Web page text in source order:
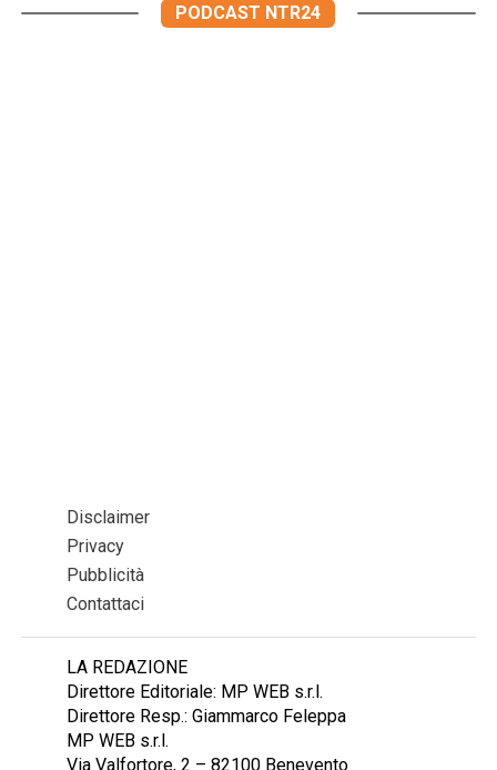
PODCAST NTR24
Disclaimer
Privacy
Pubblicità
Contattaci
LA REDAZIONE
Direttore Editoriale: MP WEB s.r.l.
Direttore Resp.: Giammarco Feleppa
MP WEB s.r.l.
Via Valfortore, 2 – 82100 Benevento